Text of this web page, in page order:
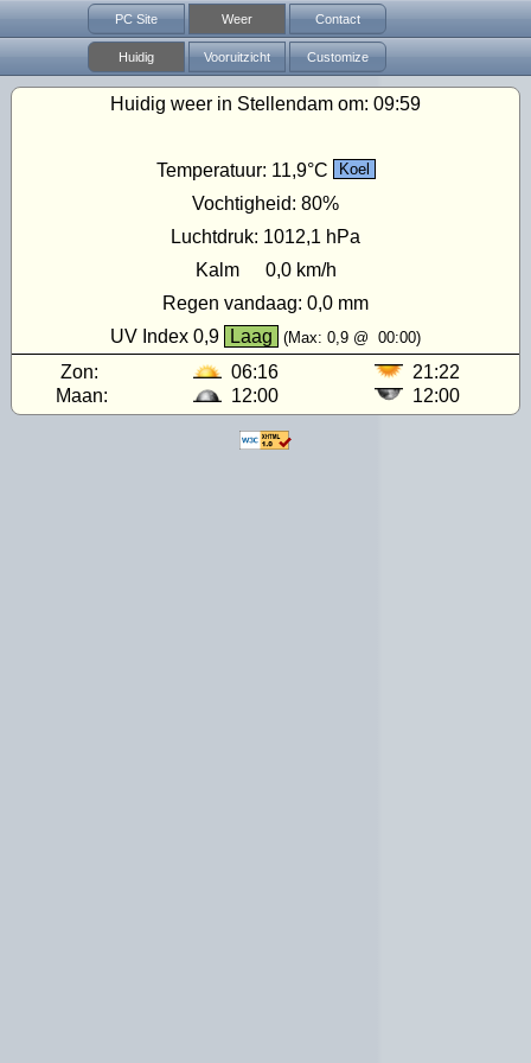
PC Site Weer Contact
Huidig Vooruitzicht Customize
Huidig weer in Stellendam om: 09:59
Temperatuur: 11,9°C Koel
Vochtigheid: 80%
Luchtdruk: 1012,1 hPa
Kalm
0,0 km/h
Regen vandaag: 0,0 mm
UV Index 0,9 Laag (Max: 0,9 @ 00:00)
Zon: 06:16
21:22
Maan:
12:00 12:00